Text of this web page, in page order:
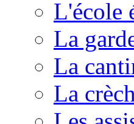
L'école
La
La
La